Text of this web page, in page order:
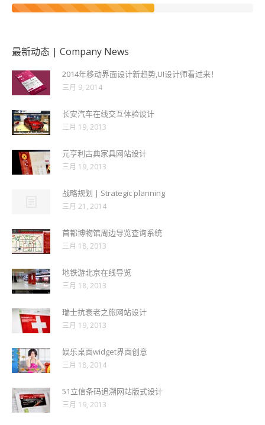
最新动态 | Company News
2014年移动界面设计新趋势,UI设计师看过来！
三月 9, 2014
长安汽车在线交互体验设计
三月 19, 2013
元亨利古典家具网站设计
三月 19, 2013
战略规划 | Strategic planning
三月 21, 2014
首都博物馆周边导览查询系统
三月 18, 2013
地铁游北京在线导览
三月 18, 2013
瑞士抗衰老之旅网站设计
三月 19, 2013
娱乐桌面widget界面创意
三月 18, 2014
51立信条码追溯网站版式设计
三月 19, 2013